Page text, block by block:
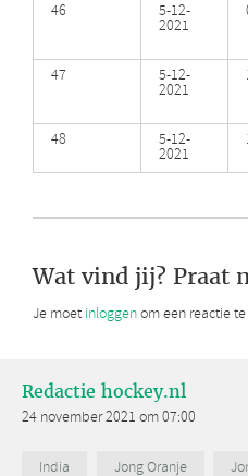
46
5-12-
2021
47
5-12-
2021
48
5-12-
2021
Wat vind jij? Praat
Je moet inloggenom een reactie
Redactie hockey.nl
24 november 2021 om 07:00
India Jong Oranje